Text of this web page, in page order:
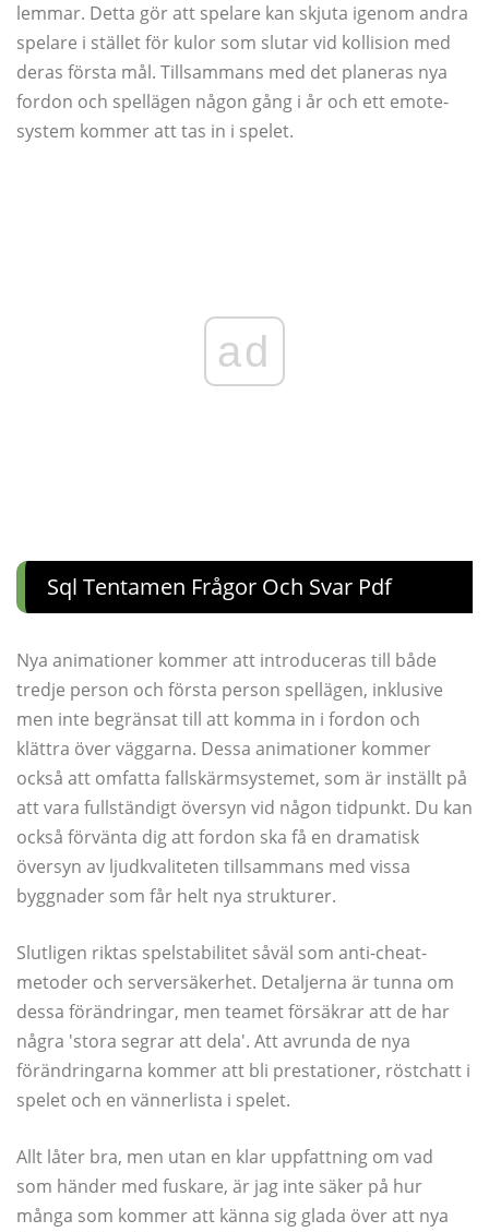
lemmar. Detta gör att spelare kan skjuta igenom andra
spelare i stället för kulor som slutar vid kollision med
deras första mål. Tillsammans med det planeras nya
fordon och spellägen någon gång i år och ett emote-
system kommer att tas in i spelet.
ad
Sql Tentamen Frågor Och Svar Pdf
Nya animationer kommer att introduceras till både
tredje person och första person spellägen, inklusive
men inte begränsat till att komma in i fordon och
klättra över väggarna. Dessa animationer kommer
också att omfatta fallskärmsystemet, som är inställt på
att vara fullständigt översyn vid någon tidpunkt. Du kan
också förvänta dig att fordon ska få en dramatisk
översyn av ljudkvaliteten tillsammans med vissa
byggnader som får helt nya strukturer.
Slutligen riktas spelstabilitet såväl som anti-cheat-
metoder och serversäkerhet. Detaljerna är tunna om
dessa förändringar, men teamet försäkrar att de har
några 'stora segrar att dela'. Att avrunda de nya
förändringarna kommer att bli prestationer, röstchatt i
spelet och en vännerlista i spelet.
Allt låter bra, men utan en klar uppfattning om vad
som händer med fuskare, är jag inte säker på hur
många som kommer att känna sig glada över att nya